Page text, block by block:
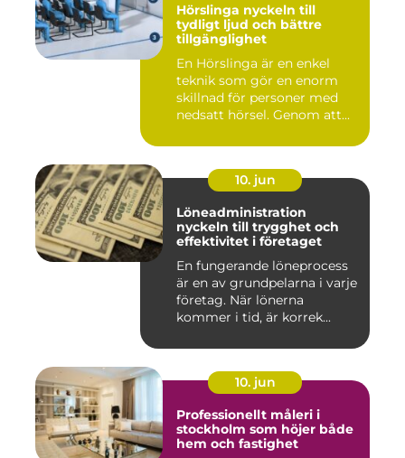
Hörslinga nyckeln till
tydligt ljud och bättre
tillgänglighet
En Hörslinga är en enkel
teknik som gör en enorm
skillnad för personer med
nedsatt hörsel. Genom att...
10. jun
Löneadministration
nyckeln till trygghet och
effektivitet i företaget
En fungerande löneprocess
är en av grundpelarna i varje
företag. När lönerna
kommer i tid, är korrek...
10. jun
Professionellt måleri i
stockholm som höjer både
hem och fastighet